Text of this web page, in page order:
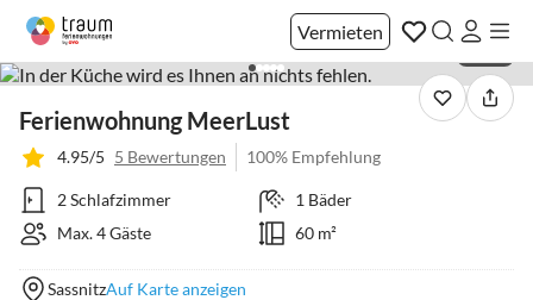
Vermieten
Ferienwohnung MeerLust
4.95/5 5 Bewertungen 100% Empfehlung
2 Schlafzimmer
1 Bäder
Max. 4 Gäste
60 m²
SassnitzAuf Karte anzeigen